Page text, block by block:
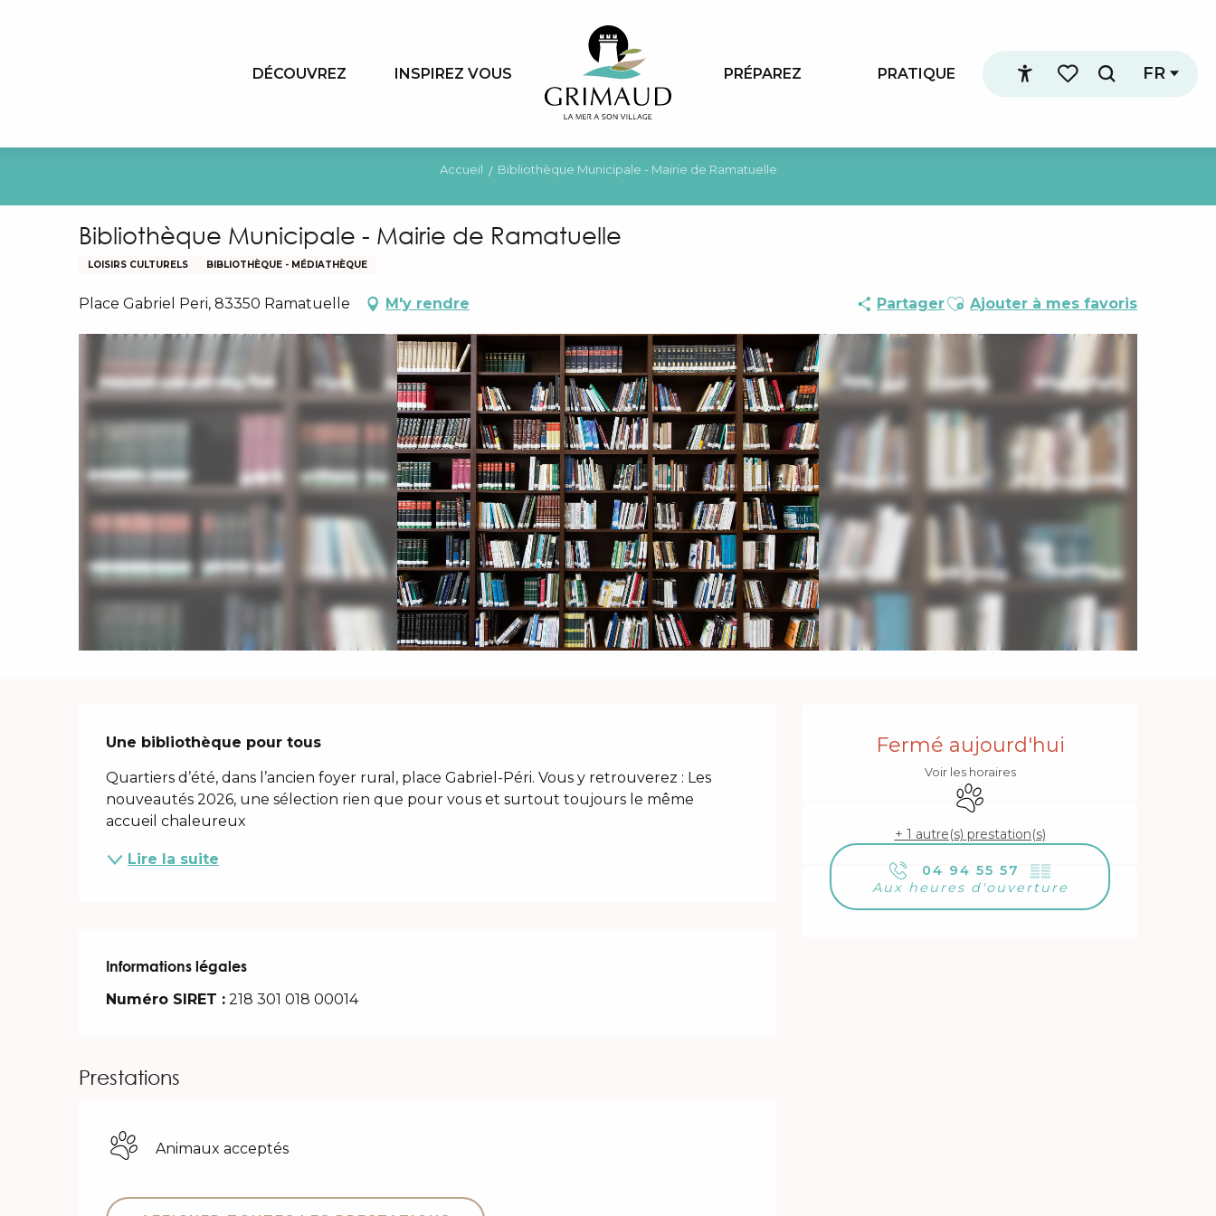
Accessibilité
Voir les favoris
Recherche
FR
DÉCOUVREZ INSPIREZ VOUS PRÉPAREZ PRATIQUE
Accueil Bibliothèque Municipale - Mairie de Ramatuelle
Bibliothèque Municipale - Mairie de Ramatuelle
LOISIRS CULTURELS BIBLIOTHÈQUE - MÉDIATHÈQUE
Place Gabriel Peri, 83350 Ramatuelle M'y rendre PartagerAjouter aux favoris
Ajouter à mes favoris
Ouverture et
Fermé aujourd'hui
Voir les horaires
Animaux acceptés
+ 1 autre(s) prestation(s)
04 94 55 57 ▒▒
Aux heures d'ouverture
Description
Une bibliothèque pour tous
Quartiers d’été, dans l’ancien foyer rural, place Gabriel-Péri. Vous y retrouverez : Les
nouveautés 2026, une sélection rien que pour vous et surtout toujours le même
accueil chaleureux
Lire la suite
Informations légales
Informations légales
Numéro SIRET : 218 301 018 00014
Prestations
Animaux acceptés